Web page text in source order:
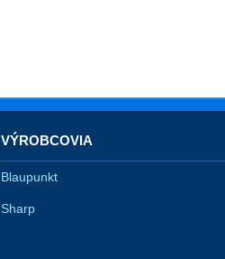
VÝROBCOVIA
Blaupunkt
Sharp